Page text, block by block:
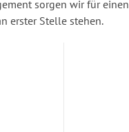
sorgen wir für einen
erster Stelle stehen.